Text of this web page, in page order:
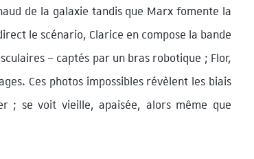
de la galaxie tandis que Marx fomente la
le scénario, Clarice en compose la bande
– captés par un bras robotique ; Flor,
Ces photos impossibles révèlent les biais
; se voit vieille, apaisée, alors même que